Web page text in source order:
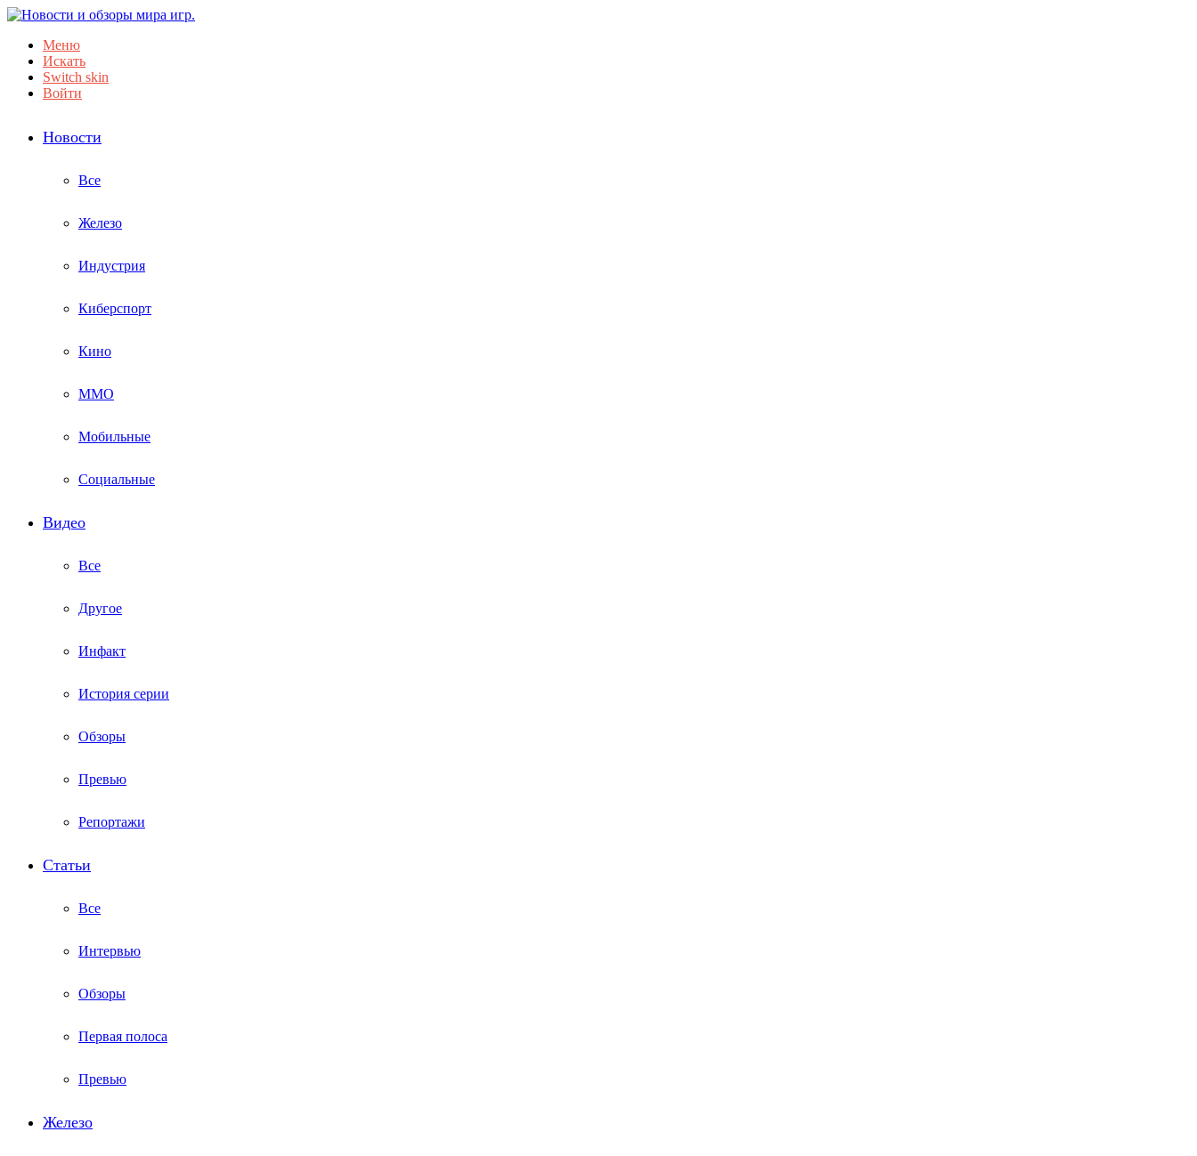
Меню
Искать
Switch skin
Войти
Новости
Все
Железо
Индустрия
Киберспорт
Кино
ММО
Мобильные
Социальные
Видео
Все
Другое
Инфакт
История серии
Обзоры
Превью
Репортажи
Статьи
Все
Интервью
Обзоры
Первая полоса
Превью
Железо